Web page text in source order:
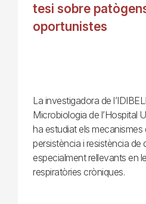
tesi sobre
oportunistes
La investigadora de
Microbiologia de l’Hospital
ha estudiat els mecanismes
persistència i resistència de
especialment rellevants en
respiratòries cròniques.